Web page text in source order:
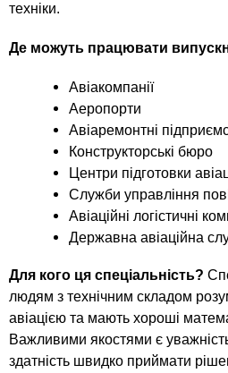
f
o
техніки.
Де можуть працювати
Авіакомпанії
Аеропорти
Авіаремонтні
Конструкторські бюро
Центри підготовки
Служби управління
Авіаційні логістичні
Державна авіаційна
Для кого ця спеціальність?
людям з технічним складом
авіацією та мають хороші
Важливими якостями є
здатність швидко приймати